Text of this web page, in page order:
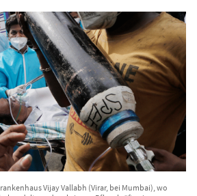
Vijay Vallabh (Virar, bei Mumbai), wo